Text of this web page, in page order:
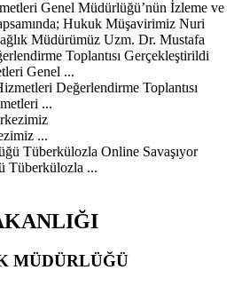
Genel ...
...
...
Tüberkülozla ...
MÜDÜRLÜĞÜ